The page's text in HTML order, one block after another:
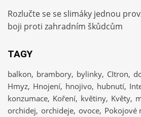
Rozlučte se se slimáky jednou
boji proti zahradním škůdcům
TAGY
balkon brambory bylinky CItron
Hmyz Hnojení hnojivo hubnutí
konzumace Koření květiny Květy
orchidej orchideje ovoce Pokojové